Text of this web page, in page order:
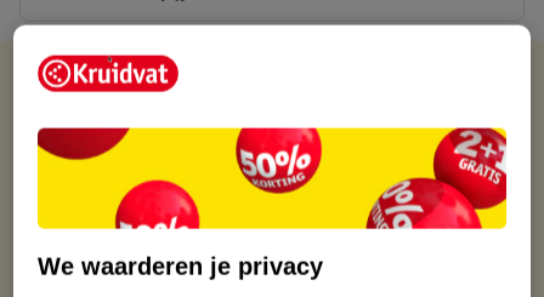
Kruidvat is altijd voordelig
Gratis ophalen in de winkel
Op werkdagen voor 22:00 uur besteld, volgende dag in huis
Gratis thuisbezorgd vanaf 50.00
Gratis retourneren binnen 30 dagen
Gratis punten met je Kruidvat kaart
We waarderen je privacy